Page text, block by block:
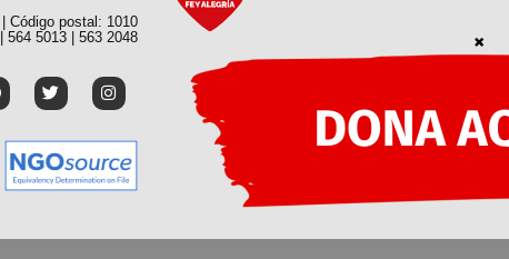
Código postal: 1010
564 5013 | 563 2048